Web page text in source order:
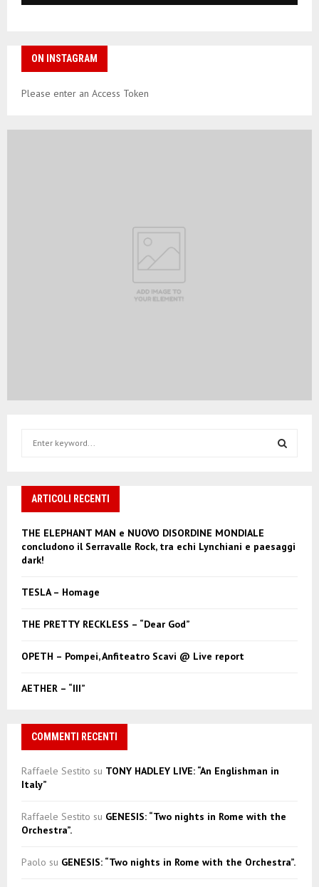
ON INSTAGRAM
Please enter an Access Token
h
r
ARTICOLI RECENTI
THE ELEPHANT MAN e NUOVO DISORDINE MONDIALE
concludono il Serravalle Rock, tra echi Lynchiani e paesaggi
dark!
TESLA – Homage
THE PRETTY RECKLESS – “Dear God”
OPETH – Pompei, Anfiteatro Scavi @ Live report
AETHER – “III”
COMMENTI RECENTI
Raffaele Sestito su TONY HADLEY LIVE: “An Englishman in
Italy”
Raffaele Sestito su GENESIS: “Two nights in Rome with the
Orchestra”.
Paolo su GENESIS: “Two nights in Rome with the Orchestra”.